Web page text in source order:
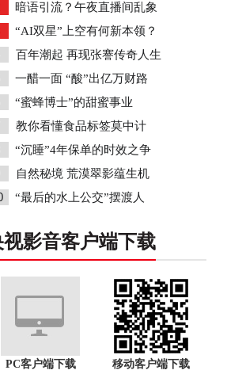
暗语引流？午夜直播间乱象
“AI双星”上空有何新本领？
百年潮起 再现张謇传奇人生
一醋一面 “酸”出亿万财路
“蜜蜂博士”的甜蜜事业
教你看懂食品标签莫中计
“沉睡”4年保单的时效之争
自然秘境 荒漠翠影蕴生机
“最后的水上公交”摆渡人
视影音客户端下载
PC客户端下载 移动客户端下载